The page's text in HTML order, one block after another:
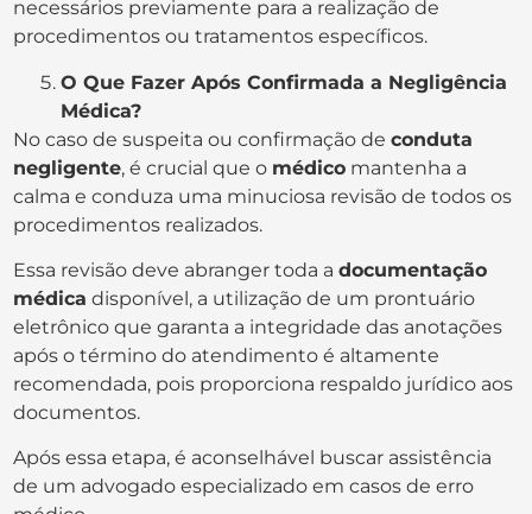
necessários previamente para a realização de
procedimentos ou tratamentos específicos.
O Que Fazer Após Confirmada a Negligência
Médica?
No caso de suspeita ou confirmação deconduta
negligente, é crucial que o médico mantenha a
calma e conduza uma minuciosa revisão de todos os
procedimentos realizados.
Essa revisão deve abranger toda adocumentação
médica disponível, a utilização de um prontuário
eletrônico que garanta a integridade das anotações
após o término do atendimento é altamente
recomendada, pois proporciona respaldo jurídico aos
documentos.
Após essa etapa, é aconselhável buscar assistência
de um advogado especializado em casos de erro